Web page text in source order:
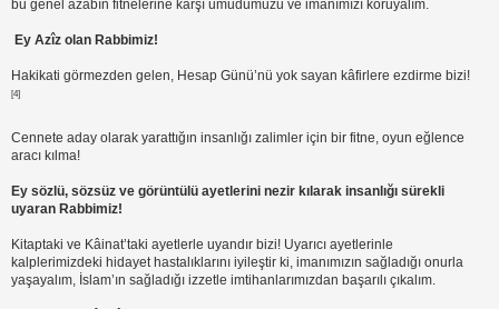
bu genel azabın fitnelerine karşı umudumuzu ve imanımızı koruyalım.
Ey Azîz olan Rabbimiz!
Hakikati görmezden gelen, Hesap Günü’nü yok sayan kâfirlere ezdirme bizi!
[4]
Cennete aday olarak yarattığın insanlığı zalimler için bir fitne, oyun eğlence
aracı kılma!
Ey sözlü, sözsüz ve görüntülü ayetlerini nezir kılarak insanlığı sürekli
uyaran Rabbimiz!
Kitaptaki ve Kâinat’taki ayetlerle uyandır bizi! Uyarıcı ayetlerinle
kalplerimizdeki hidayet hastalıklarını iyileştir ki, imanımızın sağladığı onurla
yaşayalım, İslam’ın sağladığı izzetle imtihanlarımızdan başarılı çıkalım.